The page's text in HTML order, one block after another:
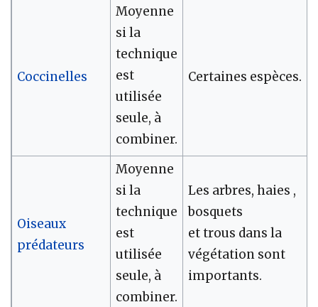
Coccinelles
Moyenne
si la
technique
est
utilisée
seule, à
combiner.
Certaines espèces.
Oiseaux
prédateurs
Moyenne
si la
technique
est
utilisée
seule, à
combiner.
Les arbres, haies ,
bosquets
et trous dans la
végétation sont
importants.